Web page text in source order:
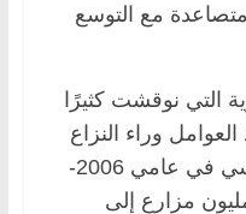
مع التوسع
التي نوقشت كثيرًا
وراء النزاع
في سوريا، لأن الجفاف القياسي في عامي 2006-
مزارع إلى